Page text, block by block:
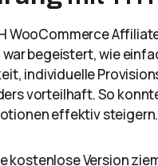
WooCommerce
begeistert, wie
individuelle
vorteilhaft. So
effektiv steigern.
kostenlose Version